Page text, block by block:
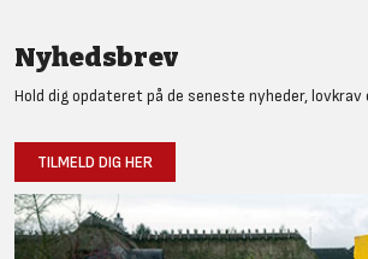
Nyhedsbrev
Hold dig opdateret på de seneste nyheder, lovkrav
TILMELD DIG HER